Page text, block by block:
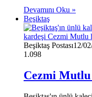
Devamını Oku »
Beşiktaş
Beşiktaş Postası12/
1.098
Cezmi Mutlu